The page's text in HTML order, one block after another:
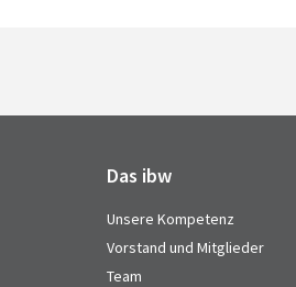
Das ibw
Unsere Kompetenz
Vorstand und Mitglieder
Team